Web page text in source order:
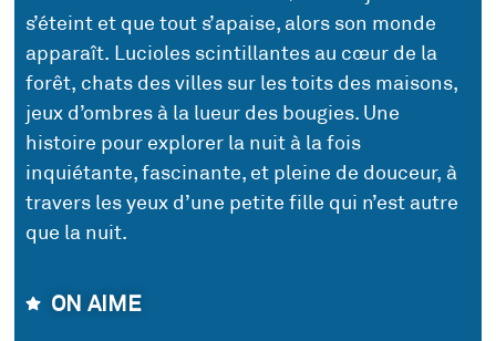
s’éteint et que tout s’apaise, alors son monde
apparaît. Lucioles scintillantes au cœur de la
forêt, chats des villes sur les toits des maisons,
jeux d’ombres à la lueur des bougies. Une
histoire pour explorer la nuit à la fois
inquiétante, fascinante, et pleine de douceur, à
travers les yeux d’une petite fille qui n’est autre
que la nuit.
ON AIME